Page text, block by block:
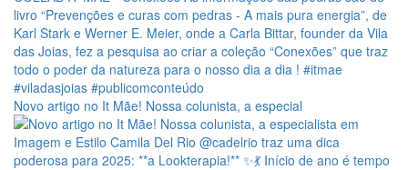
Novo artigo no It Mãe! Nossa colunista, a especial